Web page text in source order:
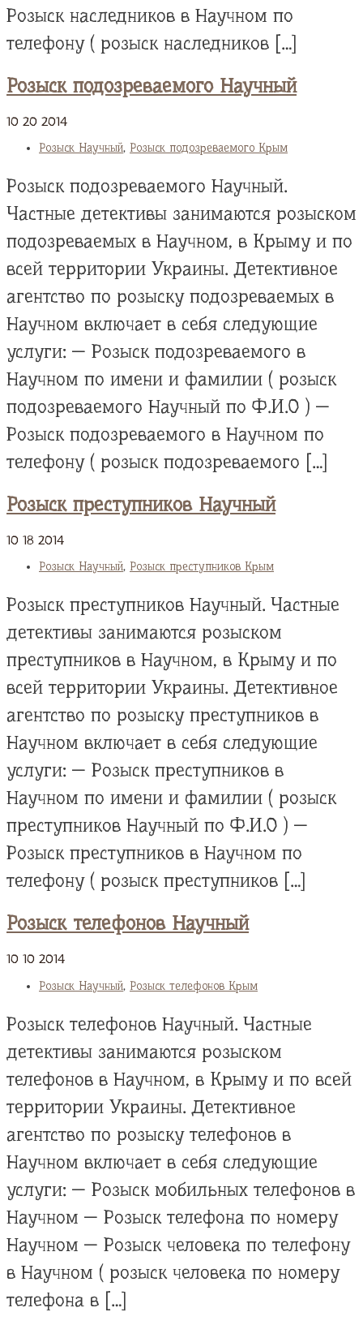
Розыск наследников в Научном по
телефону ( розыск наследников […]
Розыск подозреваемого Научный
10 20 2014
Розыск Научный, Розыск подозреваемого Крым
Розыск подозреваемого Научный.
Частные детективы занимаются розыском
подозреваемых в Научном, в Крыму и по
всей территории Украины. Детективное
агентство по розыску подозреваемых в
Научном включает в себя следующие
услуги: — Розыск подозреваемого в
Научном по имени и фамилии ( розыск
подозреваемого Научный по Ф.И.О ) —
Розыск подозреваемого в Научном по
телефону ( розыск подозреваемого […]
Розыск преступников Научный
10 18 2014
Розыск Научный, Розыск преступников Крым
Розыск преступников Научный. Частные
детективы занимаются розыском
преступников в Научном, в Крыму и по
всей территории Украины. Детективное
агентство по розыску преступников в
Научном включает в себя следующие
услуги: — Розыск преступников в
Научном по имени и фамилии ( розыск
преступников Научный по Ф.И.О ) —
Розыск преступников в Научном по
телефону ( розыск преступников […]
Розыск телефонов Научный
10 10 2014
Розыск Научный, Розыск телефонов Крым
Розыск телефонов Научный. Частные
детективы занимаются розыском
телефонов в Научном, в Крыму и по всей
территории Украины. Детективное
агентство по розыску телефонов в
Научном включает в себя следующие
услуги: — Розыск мобильных телефонов в
Научном — Розыск телефона по номеру
Научном — Розыск человека по телефону
в Научном ( розыск человека по номеру
телефона в […]